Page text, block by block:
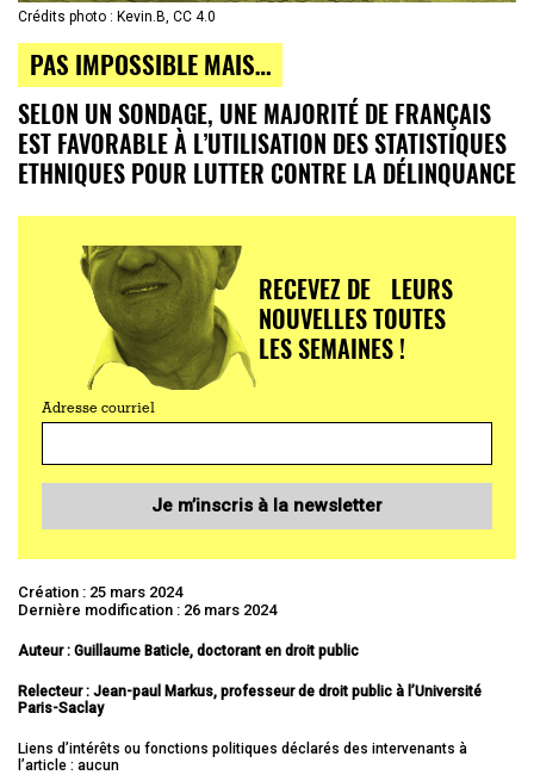
Crédits photo : Kevin.B, CC 4.0
PAS IMPOSSIBLE MAIS…
SELON UN SONDAGE, UNE MAJORITÉ DE FRANÇAIS
EST FAVORABLE À L’UTILISATION DES STATISTIQUES
ETHNIQUES POUR LUTTER CONTRE LA DÉLINQUANCE
RECEVEZ DE LEURS
NOUVELLES TOUTES
LES SEMAINES !
Adresse courriel
Je m’inscris à la newsletter
Création : 25 mars 2024
Dernière modification : 26 mars 2024
Auteur : Guillaume Baticle, doctorant en droit public
Relecteur : Jean-paul Markus, professeur de droit public à l’Université
Paris-Saclay
Liens d’intérêts ou fonctions politiques déclarés des intervenants à
l’article : aucun